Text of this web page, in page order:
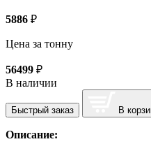
5886 ₽
Цена за тонну
56499 ₽
В наличии
Быстрый заказ В
Описание: